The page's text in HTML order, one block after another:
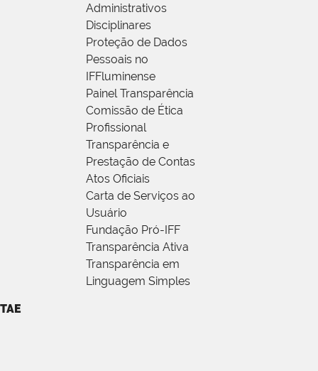
Administrativos
Disciplinares
Proteção de Dados
Pessoais no
IFFluminense
Painel Transparência
Comissão de Ética
Profissional
Transparência e
Prestação de Contas
Atos Oficiais
Carta de Serviços ao
Usuário
Fundação Pró-IFF
Transparência Ativa
Transparência em
Linguagem Simples